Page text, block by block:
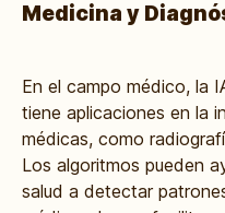
Medicina y
En el campo médico, la
tiene aplicaciones en la
médicas, como
Los algoritmos pueden
salud a detectar